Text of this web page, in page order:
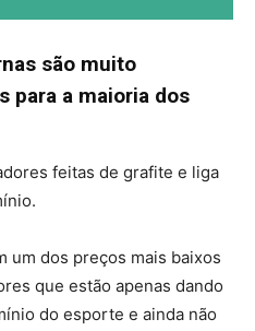
são muito
para a maioria dos
feitas de grafite e liga
um dos preços mais baixos
que estão apenas dando
do esporte e ainda não